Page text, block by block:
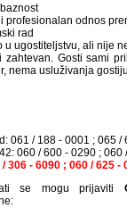
profesionalan odnos
rad
u ugostiteljstvu, ali nije
zahtevan. Gosti sami
nema usluživanja
061 / 188 - 0001 ; 065 /
060 / 600 - 0290 ; 060
- 6090 ; 060 / 625 -
se mogu prijaviti